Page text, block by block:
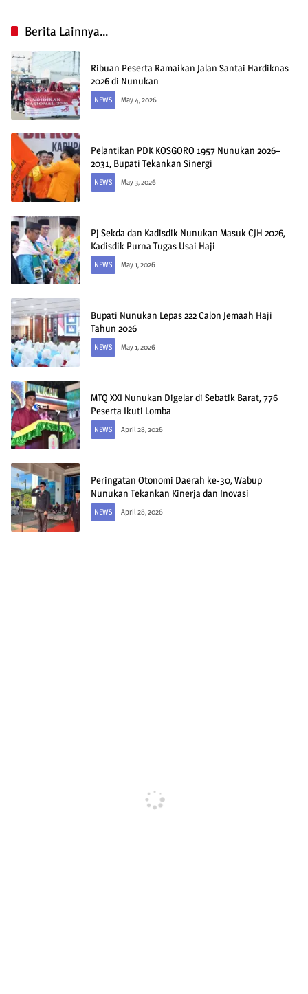
Berita Lainnya...
Ribuan Peserta Ramaikan Jalan Santai Hardiknas
2026 di Nunukan
NEWS May 4, 2026
Pelantikan PDK KOSGORO 1957 Nunukan 2026–
2031, Bupati Tekankan Sinergi
NEWS May 3, 2026
Pj Sekda dan Kadisdik Nunukan Masuk CJH 2026,
Kadisdik Purna Tugas Usai Haji
NEWS May 1, 2026
Bupati Nunukan Lepas 222 Calon Jemaah Haji
Tahun 2026
NEWS May 1, 2026
MTQ XXI Nunukan Digelar di Sebatik Barat, 776
Peserta Ikuti Lomba
NEWS April 28, 2026
Peringatan Otonomi Daerah ke-30, Wabup
Nunukan Tekankan Kinerja dan Inovasi
NEWS April 28, 2026